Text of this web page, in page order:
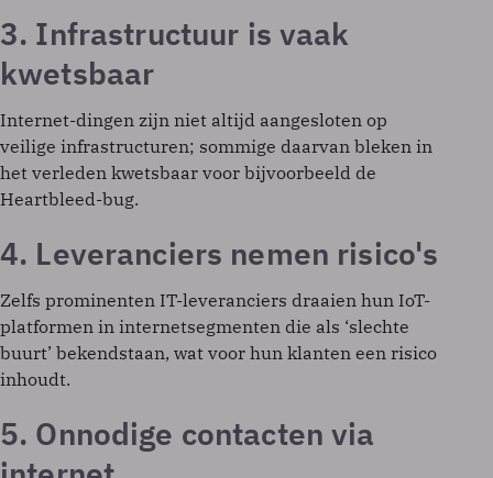
3. Infrastructuur is vaak
kwetsbaar
Internet-dingen zijn niet altijd aangesloten op
veilige infrastructuren; sommige daarvan bleken in
het verleden kwetsbaar voor bijvoorbeeld de
Heartbleed-bug.
4. Leveranciers nemen risico's
Zelfs prominenten IT-leveranciers draaien hun IoT-
platformen in internetsegmenten die als ‘slechte
buurt’ bekendstaan, wat voor hun klanten een risico
inhoudt.
5. Onnodige contacten via